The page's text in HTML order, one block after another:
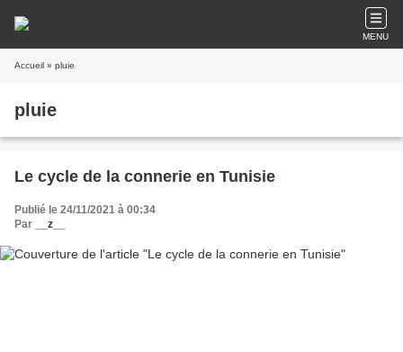
MENU
Accueil » pluie
pluie
Le cycle de la connerie en Tunisie
Publié le 24/11/2021 à 00:34
Par
__z__